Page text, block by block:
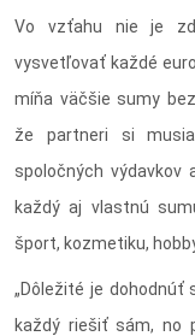
Vo vzťahu nie je
vysvetľovať každé
míňa väčšie sumy
že partneri si
spoločných
každý aj vlastnú
šport, kozmetiku,
„Dôležité je dohodnúť
každý riešiť sám, no